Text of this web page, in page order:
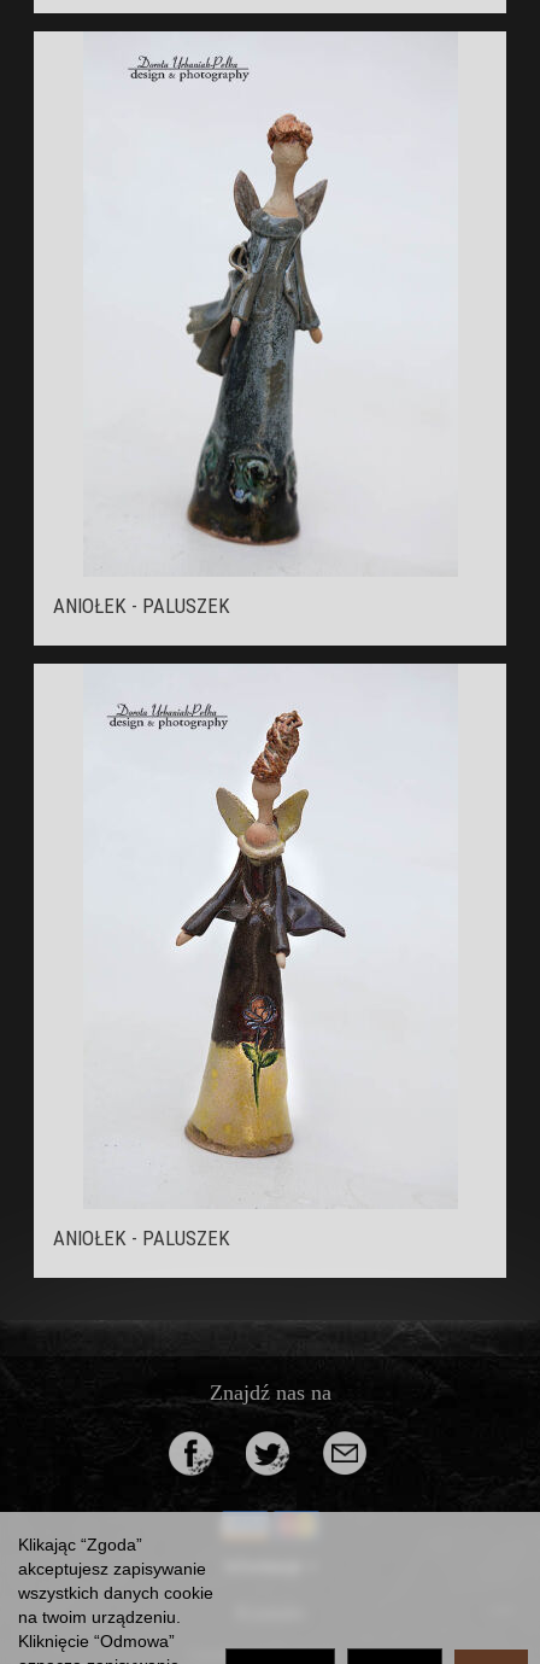
ANIOŁEK - PALUSZEK
ANIOŁEK - PALUSZEK
Znajdź nas na
*) brutto +koszty dostawy
Klikając “Zgoda”
akceptujesz zapisywanie
wszystkich danych cookie
na twoim urządzeniu.
Kliknięcie “Odmowa”